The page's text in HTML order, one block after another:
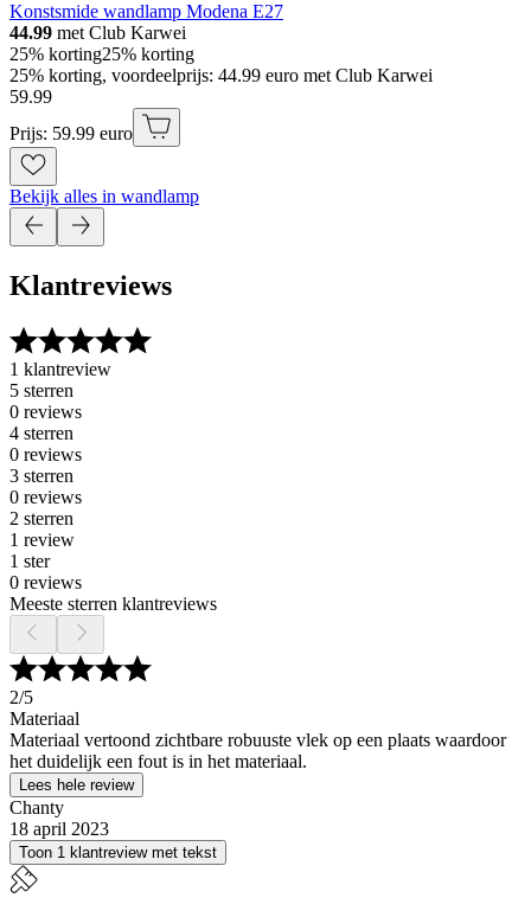
Konstsmide wandlamp Modena E27
44.99 met Club Karwei
25% korting25% korting
25% korting, voordeelprijs: 44.99 euro met Club Karwei
59.99
Prijs: 59.99 euro
Bekijk alles in wandlamp
Klantreviews
1 klantreview
5 sterren
0 reviews
4 sterren
0 reviews
3 sterren
0 reviews
2 sterren
1 review
1 ster
0 reviews
Meeste sterren klantreviews
2/5
Materiaal
Materiaal vertoond zichtbare robuuste vlek op een plaats waardoor
het duidelijk een fout is in het materiaal.
Lees hele review
Chanty
18 april 2023
Toon 1 klantreview met tekst